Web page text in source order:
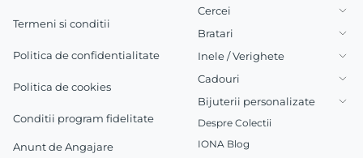
Termeni si conditii
Politica de confidentialitate
Politica de cookies
Conditii program fidelitate
Anunt de Angajare
Cercei
Bratari
Inele / Verighete
Cadouri
Bijuterii personalizate
Despre Colectii
IONA Blog